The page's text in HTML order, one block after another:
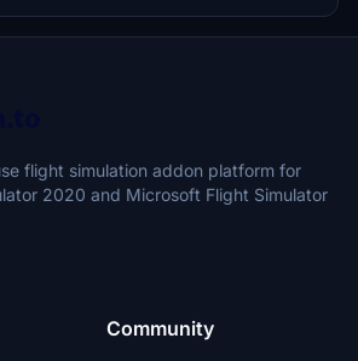
experience.
flight simulation addon platform for
2020 and Microsoft Flight Simulator
Community